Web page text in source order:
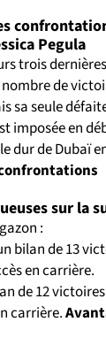
Pegula
trois
de
sa seule
imposée en
dur de Dubaï
sur la
:
bilan de 13
en carrière.
de 12
carrière.